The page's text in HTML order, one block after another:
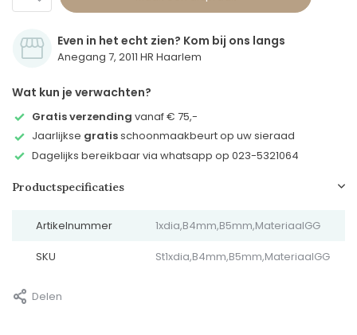
Even in het echt zien? Kom bij ons langs
Anegang 7, 2011 HR Haarlem
Wat kun je verwachten?
Gratis verzending vanaf € 75,-
Jaarlijkse gratisschoonmaakbeurt op uw sieraad
Dagelijks bereikbaar via whatsapp op 023-5321064
Productspecificaties
Artikelnummer 1xdia,B4mm,B5mm,MateriaalGG
SKU St1xdia,B4mm,B5mm,MateriaalGG
Delen